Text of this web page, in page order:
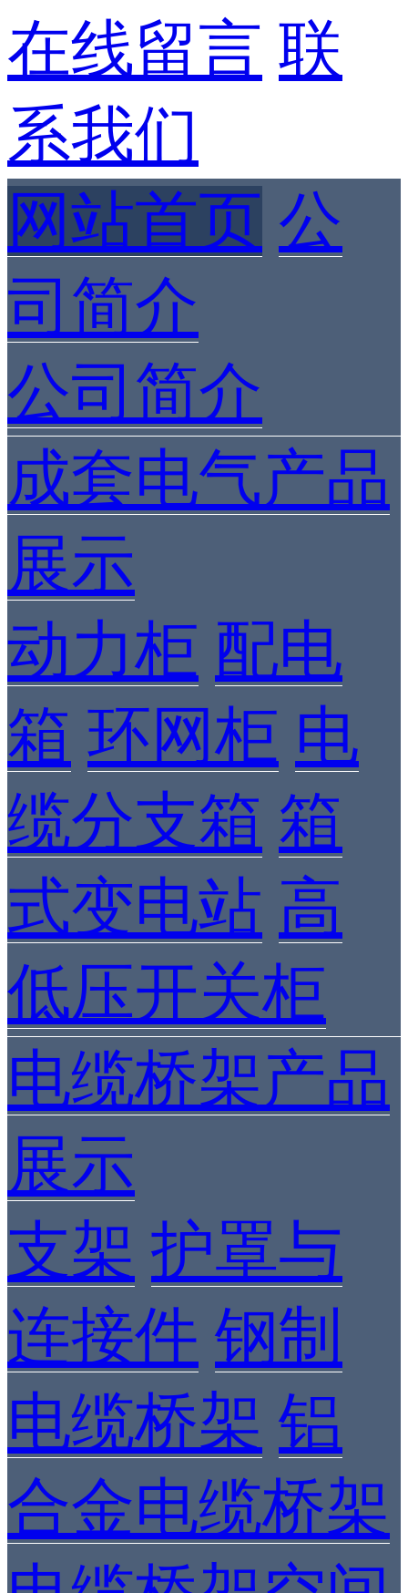
在线留言 联
系我们
网站首页 公
司简介
公司简介
成套电气产品
展示
动力柜 配电
箱 环网柜 电
缆分支箱 箱
式变电站 高
低压开关柜
电缆桥架产品
展示
支架 护罩与
连接件 钢制
电缆桥架 铝
合金电缆桥架